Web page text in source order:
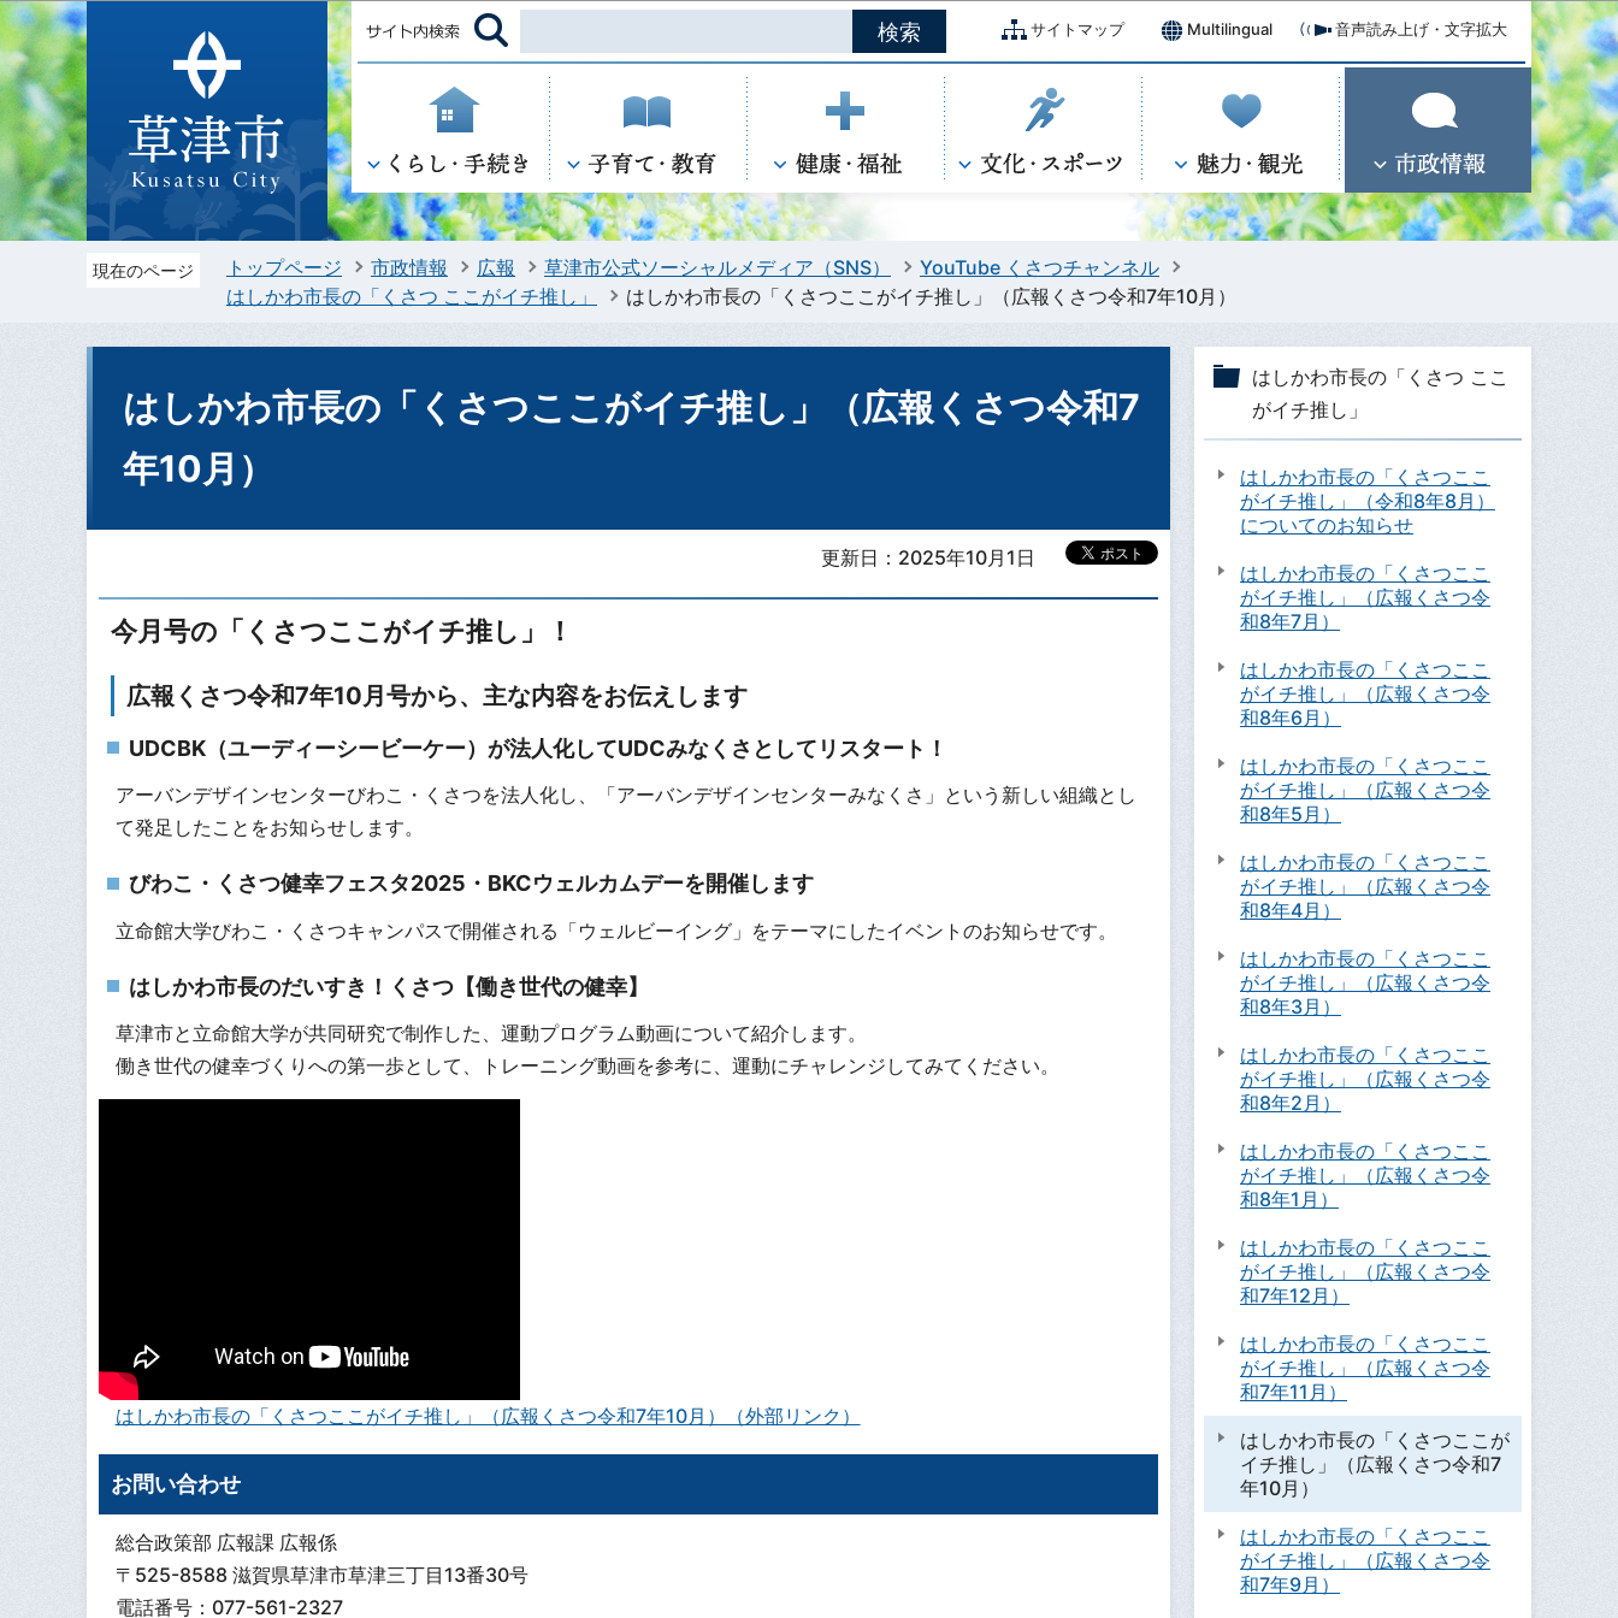
このページの本文へ移動
サイトマップ Multilingual 音声読み上げ・文字拡大
現在のページ トップページ 市政情報 広報 草津市公式ソーシャルメディア（SNS）
YouTube くさつチャンネル
はしかわ市長の「くさつ ここがイチ推し」
はしかわ市長の「くさつここがイチ推し」（広報くさつ令和7年10月）
はしかわ市長の「くさつここがイチ推し」（広報くさつ令和7
年10月）
更新日：2025年10月1日
今月号の「くさつここがイチ推し」！
広報くさつ令和7年10月号から、主な内容をお伝えします
UDCBK（ユーディーシービーケー）が法人化してUDCみなくさとしてリスタート！
アーバンデザインセンターびわこ・くさつを法人化し、「アーバンデザインセンターみなくさ」という新しい組織とし
て発足したことをお知らせします。
びわこ・くさつ健幸フェスタ2025・BKCウェルカムデーを開催します
立命館大学びわこ・くさつキャンパスで開催される「ウェルビーイング」をテーマにしたイベントのお知らせです。
はしかわ市長のだいすき！くさつ【働き世代の健幸】
草津市と立命館大学が共同研究で制作した、運動プログラム動画について紹介します。
働き世代の健幸づくりへの第一歩として、トレーニング動画を参考に、運動にチャレンジしてみてください。
はしかわ市長の「くさつここがイチ推し」（広報くさつ令和7年10月）（外部リンク）
お問い合わせ
総合政策部 広報課 広報係
〒525-8588 滋賀県草津市草津三丁目13番30号
電話番号：077-561-2327
はしかわ市長の「くさつ ここ
がイチ推し」
はしかわ市長の「くさつここ
がイチ推し」（令和8年8月）
についてのお知らせ
はしかわ市長の「くさつここ
がイチ推し」（広報くさつ令
和8年7月）
はしかわ市長の「くさつここ
がイチ推し」（広報くさつ令
和8年6月）
はしかわ市長の「くさつここ
がイチ推し」（広報くさつ令
和8年5月）
はしかわ市長の「くさつここ
がイチ推し」（広報くさつ令
和8年4月）
はしかわ市長の「くさつここ
がイチ推し」（広報くさつ令
和8年3月）
はしかわ市長の「くさつここ
がイチ推し」（広報くさつ令
和8年2月）
はしかわ市長の「くさつここ
がイチ推し」（広報くさつ令
和8年1月）
はしかわ市長の「くさつここ
がイチ推し」（広報くさつ令
和7年12月）
はしかわ市長の「くさつここ
がイチ推し」（広報くさつ令
和7年11月）
はしかわ市長の「くさつここが
イチ推し」（広報くさつ令和7
年10月）
はしかわ市長の「くさつここ
がイチ推し」（広報くさつ令
和7年9月）